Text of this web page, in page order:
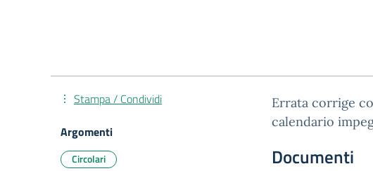
Errata corrige
calendario
Documenti
Stampa / Condividi
Argomenti
Circolari